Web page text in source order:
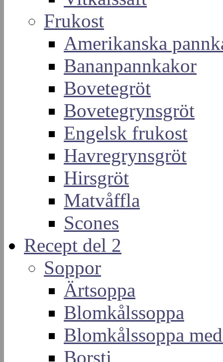
Frukost
Amerikanska
Bananpannkakor
Bovetegröt
Bovetegrynsgröt
Engelsk frukost
Havregrynsgröt
Hirsgröt
Matvåffla
Scones
Recept del 2
Soppor
Ärtsoppa
Blomkålssoppa
Blomkålssoppa
Borstj